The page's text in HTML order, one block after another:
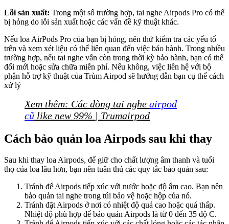
Lỗi sản xuất: Trong một số trường hợp, tai nghe Airpods Pro có thể
bị hỏng do lỗi sản xuất hoặc các vấn đề kỹ thuật khác.
Nếu loa AirPods Pro của bạn bị hỏng, nên thử kiểm tra các yếu tố
trên và xem xét liệu có thể liên quan đến việc bảo hành. Trong nhiều
trường hợp, nếu tai nghe vẫn còn trong thời kỳ bảo hành, bạn có thể
đổi mới hoặc sửa chữa miễn phí. Nếu không, việc liên hệ với bộ
phận hỗ trợ kỹ thuật của Trùm Airpod sẽ hướng dẫn bạn cụ thể cách
xử lý
Xem thêm: Các dòng tai nghe airpod
cũ like new 99% | Trumairpod
Cách bảo quản loa Airpods sau khi thay
Sau khi thay loa Airpods, để giữ cho chất lượng âm thanh và tuổi
thọ của loa lâu hơn, bạn nên tuân thủ các quy tắc bảo quản sau:
Tránh để Airpods tiếp xúc với nước hoặc độ ẩm cao. Bạn nên
bảo quản tai nghe trong túi bảo vệ hoặc hộp của nó.
Tránh đặt Airpods ở nơi có nhiệt độ quá cao hoặc quá thấp.
Nhiệt độ phù hợp để bảo quản Airpods là từ 0 đến 35 độ C.